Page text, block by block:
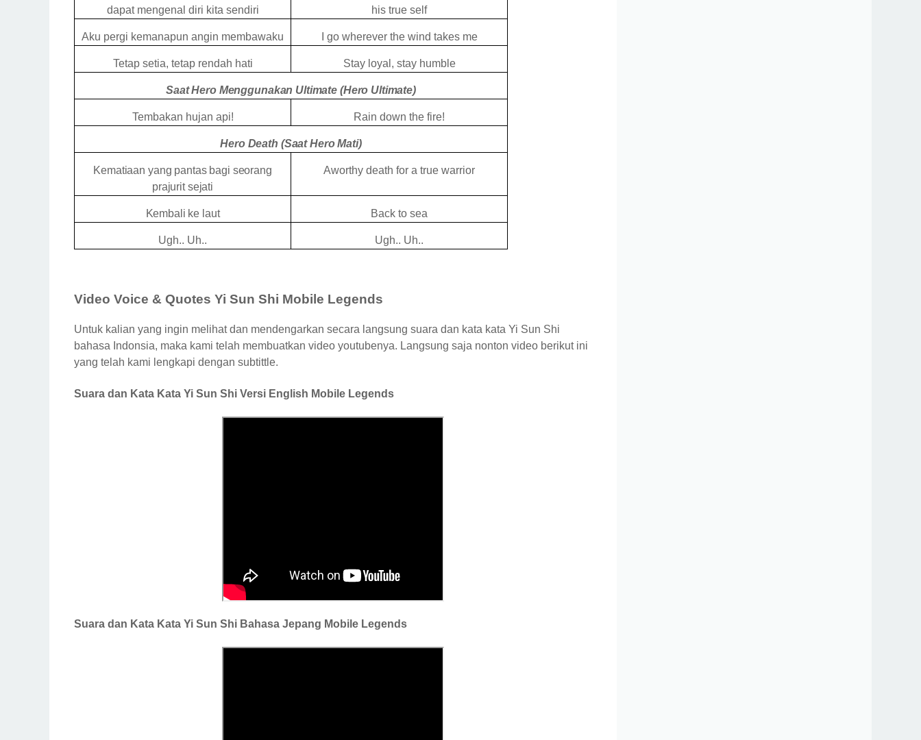
dapat mengenal diri kita sendiri
his true self
Aku pergi kemanapun angin membawaku I go wherever the wind takes me
Tetap setia, tetap rendah hati Stay loyal, stay humble
Saat Hero Menggunakan Ultimate (Hero Ultimate)
Tembakan hujan api! Rain down the fire!
Hero Death (Saat Hero Mati)
Kematiaan yang pantas bagi seorang
prajurit sejati
Aworthy death for a true warrior
Kembali ke laut Back to sea
Ugh.. Uh.. Ugh.. Uh..
Video Voice & Quotes Yi Sun Shi Mobile Legends
Untuk kalian yang ingin melihat dan mendengarkan secara langsung suara dan kata kata Yi Sun Shi
bahasa Indonsia, maka kami telah membuatkan video youtubenya. Langsung saja nonton video berikut ini
yang telah kami lengkapi dengan subtittle.
Suara dan Kata Kata Yi Sun Shi Versi English Mobile Legends
Suara dan Kata Kata Yi Sun Shi Bahasa Jepang Mobile Legends